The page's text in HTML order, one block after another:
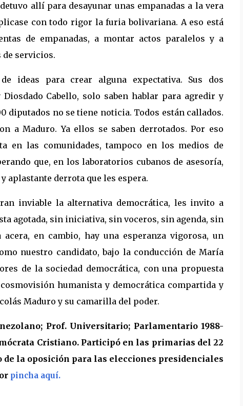
allí para desayunar unas empanadas a la vera
con todo rigor la furia bolivariana. A eso está
de empanadas, a montar actos paralelos y a
servicios.
ideas para crear alguna expectativa. Sus dos
Cabello, solo saben hablar para agredir y
diputados no se tiene noticia. Todos están callados.
a Maduro. Ya ellos se saben derrotados. Por eso
en las comunidades, tampoco en los medios de
que, en los laboratorios cubanos de asesoría,
aplastante derrota que les espera.
inviable la alternativa democrática, les invito a
agotada, sin iniciativa, sin voceros, sin agenda, sin
en cambio, hay una esperanza vigorosa, un
nuestro candidato, bajo la conducción de María
de la sociedad democrática, con una propuesta
humanista y democrática compartida y
Maduro y su camarilla del poder.
Prof. Universitario; Parlamentario 1988-
Cristiano. Participó en las primarias del 22
de la oposición para las elecciones presidenciales
pincha aquí.